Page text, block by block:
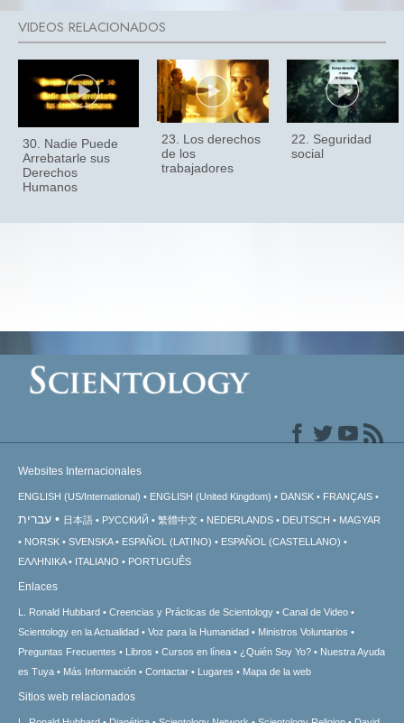
30. Nadie Puede
Arrebatarle sus
Derechos
Humanos
23. Los derechos
de los
trabajadores
22. Seguridad
social
Websites Internacionales
ENGLISH (US/International) ENGLISH (United Kingdom) DANSK FRANÇAIS
עברית 日本語 РУССКИЙ 繁體中文 NEDERLANDS DEUTSCH
MAGYAR
NORSK
SVENSKA ESPAÑOL (LATINO)
ESPAÑOL (CASTELLANO)
ΕΛΛΗΝΙΚA
ITALIANO PORTUGUÊS
Enlaces
L. Ronald Hubbard Creencias y Prácticas de Scientology
Canal de Video
Scientology en la Actualidad
Voz para la Humanidad
Ministros Voluntarios
Preguntas Frecuentes
Libros Cursos en línea ¿Quién Soy Yo?
Nuestra Ayuda
es Tuya
Más Información Contactar Lugares Mapa de la web
Sitios web relacionados